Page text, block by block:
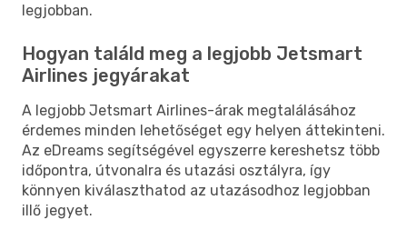
legjobban.
Hogyan találd meg a legjobb Jetsmart
Airlines jegyárakat
A legjobb Jetsmart Airlines-árak megtalálásához
érdemes minden lehetőséget egy helyen áttekinteni.
Az eDreams segítségével egyszerre kereshetsz több
időpontra, útvonalra és utazási osztályra, így
könnyen kiválaszthatod az utazásodhoz legjobban
illő jegyet.